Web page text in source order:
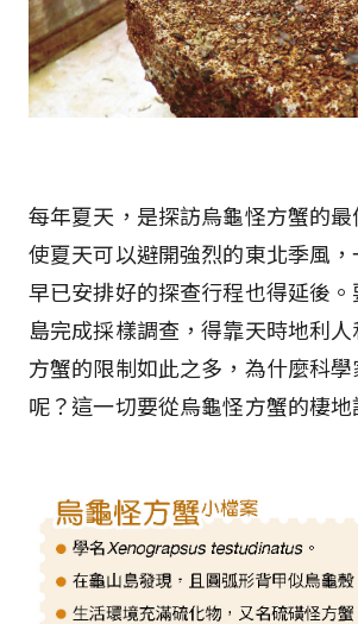
每年夏天，是探訪烏龜怪方蟹的
使夏天可以避開強烈的東北季風，
早已安排好的探查行程也得延後
島完成採樣調查，得靠天時地利
方蟹的限制如此之多，為什麼科
呢？這一切要從烏龜怪方蟹的棲地